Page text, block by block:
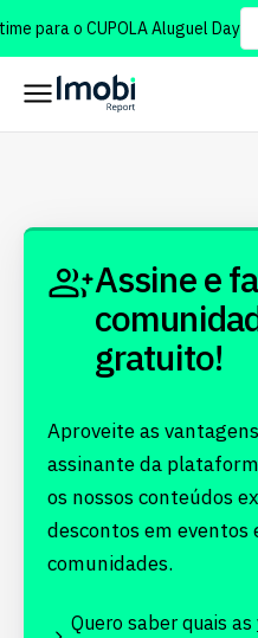
para o CUPOLA Aluguel Day
Assine e
gratuito!
Aproveite as
assinante da
os nossos conteúdos
descontos em eventos
comunidades.
Quero saber quais as